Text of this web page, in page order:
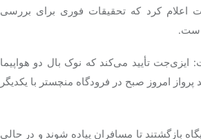
اعلام کرد که تحقیقات فوری برای بررسی
است.
تأیید می‌کند که نوک بال دو هواپیما
امروز صبح در فرودگاه منچستر با یکدیگر
بازگشتند تا مسافران پیاده شوند و در حالی